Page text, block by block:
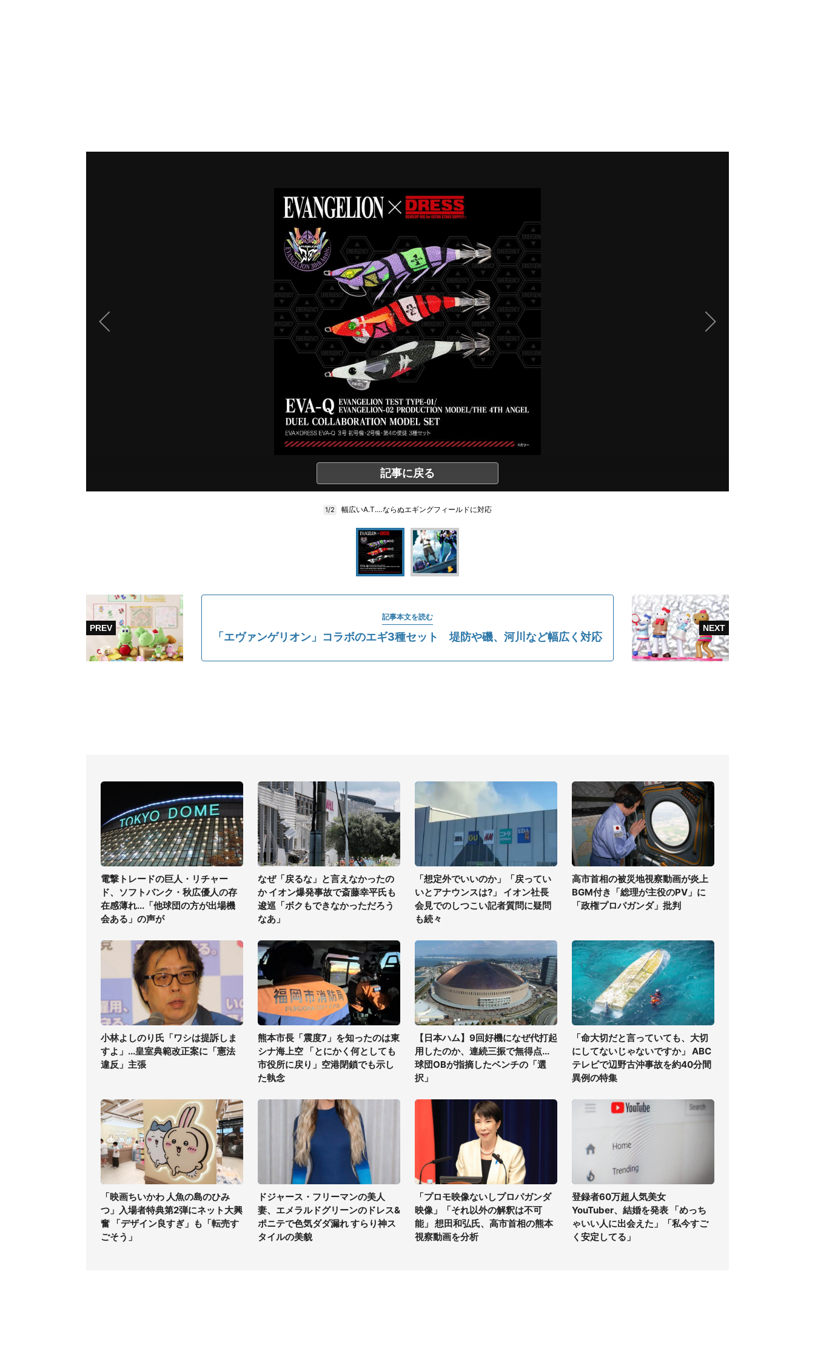
記事に戻る
1/2 幅広いA.T.…ならぬエギングフィールドに対応
記事本文を読む
「エヴァンゲリオン」コラボのエギ3種セット 堤防や磯、河川など幅広く対応
電撃トレードの巨人・リチャー
ド、ソフトバンク・秋広優人の存
在感薄れ...「他球団の方が出場機
会ある」の声が
なぜ「戻るな」と言えなかったの
か イオン爆発事故で斎藤幸平氏も
逡巡「ボクもできなかっただろう
なあ」
「想定外でいいのか」「戻ってい
いとアナウンスは?」 イオン社長
会見でのしつこい記者質問に疑問
も続々
高市首相の被災地視察動画が炎上
BGM付き「総理が主役のPV」に
「政権プロパガンダ」批判
小林よしのり氏「ワシは提訴しま
すよ」...皇室典範改正案に「憲法
違反」主張
熊本市長「震度7」を知ったのは東
シナ海上空 「とにかく何としても
市役所に戻り」空港閉鎖でも示し
た執念
【日本ハム】9回好機になぜ代打起
用したのか、連続三振で無得点...
球団OBが指摘したベンチの「選
択」
「命大切だと言っていても、大切
にしてないじゃないですか」 ABC
テレビで辺野古沖事故を約40分間
異例の特集
「映画ちいかわ 人魚の島のひみ
つ」入場者特典第2弾にネット大興
奮 「デザイン良すぎ」も「転売す
ごそう」
ドジャース・フリーマンの美人
妻、エメラルドグリーンのドレス&
ポニテで色気ダダ漏れ すらり神ス
タイルの美貌
「プロモ映像ないしプロパガンダ
映像」「それ以外の解釈は不可
能」 想田和弘氏、高市首相の熊本
視察動画を分析
登録者60万超人気美女
YouTuber、結婚を発表 「めっち
ゃいい人に出会えた」「私今すご
く安定してる」